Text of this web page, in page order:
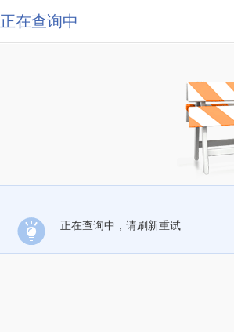
正在查询中
正在查询中，请刷新重试